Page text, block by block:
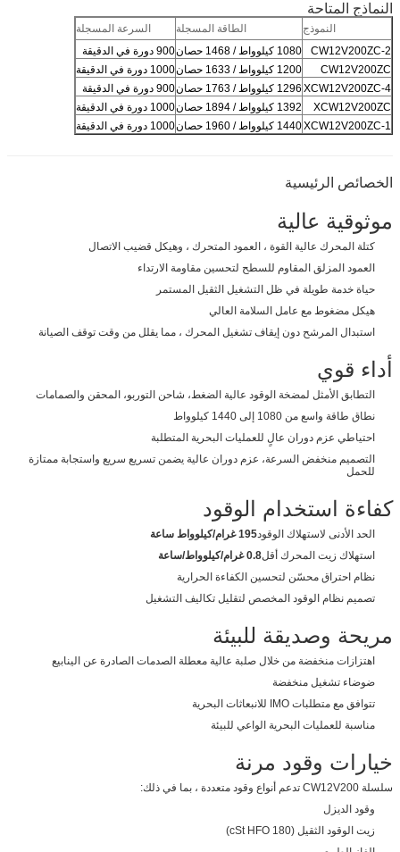
النماذج المتاحة
النموذج الطاقة المسجلة
السرعة المسجلة
CW12V200ZC-2
1080 كيلوواط / 1468 حصان
900 دورة في الدقيقة
CW12V200ZC
1200 كيلوواط / 1633 حصان
1000 دورة في الدقيقة
XCW12V200ZC-4 1296 كيلوواط / 1763 حصان
900 دورة في الدقيقة
XCW12V200ZC
1392 كيلوواط / 1894 حصان
1000 دورة في الدقيقة
XCW12V200ZC-11440 كيلوواط / 1960 حصان 1000 دورة في الدقيقة
الخصائص الرئيسية
موثوقية عالية
كتلة المحرك عالية القوة ، العمود المتحرك ، وهيكل قضيب الاتصال
العمود المزلق المقاوم للسطح لتحسين مقاومة الارتداء
حياة خدمة طويلة في ظل التشغيل الثقيل المستمر
هيكل مضغوط مع عامل السلامة العالي
استبدال المرشح دون إيقاف تشغيل المحرك ، مما يقلل من وقت توقف الصيانة
أداء قوي
التطابق الأمثل لمضخة الوقود عالية الضغط، شاحن التوربو، المحقن والصمامات
نطاق طاقة واسع من 1080 إلى 1440 كيلوواط
احتياطي عزم دوران عالٍ للعمليات البحرية المتطلبة
التصميم منخفض السرعة، عزم دوران عالية يضمن تسريع سريع واستجابة ممتازة
للحمل
كفاءة استخدام الوقود
الحد الأدنى لاستهلاك الوقود195 غرام/كيلوواط ساعة
استهلاك زيت المحرك أقل0.8 غرام/كيلوواط/ساعة
نظام احتراق محسّن لتحسين الكفاءة الحرارية
تصميم نظام الوقود المخصص لتقليل تكاليف التشغيل
مريحة وصديقة للبيئة
اهتزازات منخفضة من خلال صلبة عالية معطلة الصدمات الصادرة عن الينابيع
ضوضاء تشغيل منخفضة
تتوافق مع متطلبات IMO للانبعاثات البحرية
مناسبة للعمليات البحرية الواعي للبيئة
خيارات وقود مرنة
سلسلة CW12V200 تدعم أنواع وقود متعددة ، بما في ذلك:
وقود الديزل
زيت الوقود الثقيل (180 cSt HFO)